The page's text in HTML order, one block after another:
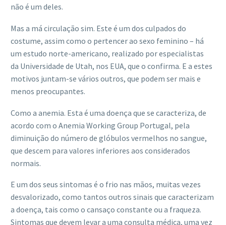
não é um deles.
Mas a má circulação sim. Este é um dos culpados do
costume, assim como o pertencer ao sexo feminino – há
um estudo norte-americano, realizado por especialistas
da Universidade de Utah, nos EUA, que o confirma. E a estes
motivos juntam-se vários outros, que podem ser mais e
menos preocupantes.
Como a anemia. Esta é uma doença que se caracteriza, de
acordo com o Anemia Working Group Portugal, pela
diminuição do número de glóbulos vermelhos no sangue,
que descem para valores inferiores aos considerados
normais.
E um dos seus sintomas é o frio nas mãos, muitas vezes
desvalorizado, como tantos outros sinais que caracterizam
a doença, tais como o cansaço constante ou a fraqueza.
Sintomas que devem levar a uma consulta médica, uma vez